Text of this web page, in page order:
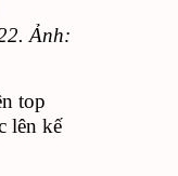
Ảnh:
top
lên kế